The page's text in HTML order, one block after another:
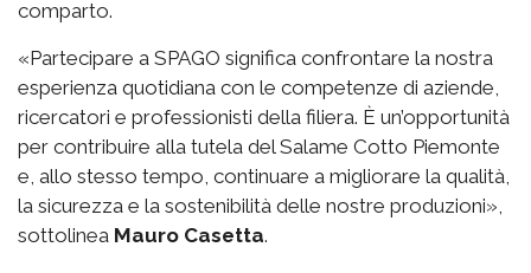
comparto.
«Partecipare a SPAGO significa confrontare la nostra
esperienza quotidiana con le competenze di aziende,
ricercatori e professionisti della filiera. È un’opportunità
per contribuire alla tutela del Salame Cotto Piemonte
e, allo stesso tempo, continuare a migliorare la qualità,
la sicurezza e la sostenibilità delle nostre produzioni»,
sottolinea Mauro Casetta.